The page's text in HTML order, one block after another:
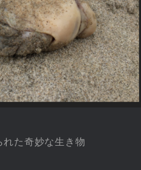
た奇妙な生き物